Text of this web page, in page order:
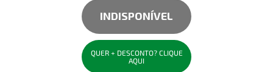
INDISPONÍVEL
QUER + DESCONTO? CLIQUE
AQUI